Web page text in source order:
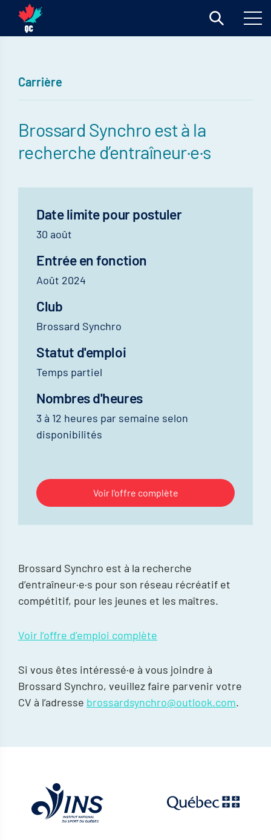
Carrière
Brossard Synchro est à la
recherche d’entraîneur·e·s
Brossard Synchro est à la recherche
d’entraîneur·e·s pour son réseau récréatif et
compétitif, pour les jeunes et les maîtres.
Voir l’offre d’emploi complète
Si vous êtes intéressé·e à vous joindre à
Brossard Synchro, veuillez faire parvenir votre
CV à l’adresse brossardsynchro@outlook.com.
Date limite pour postuler
30 août
Entrée en fonction
Août 2024
Club
Brossard Synchro
Statut d'emploi
Temps partiel
Nombres d'heures
3 à 12 heures par semaine selon
disponibilités
Voir l'offre complète